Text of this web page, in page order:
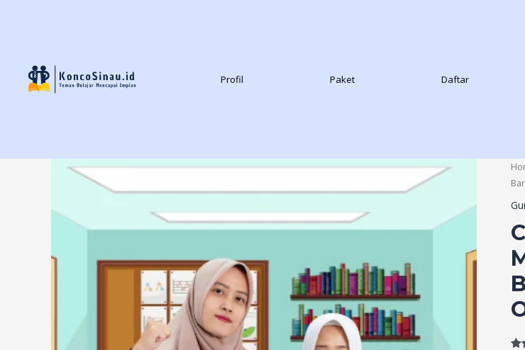
Profil Paket Daftar